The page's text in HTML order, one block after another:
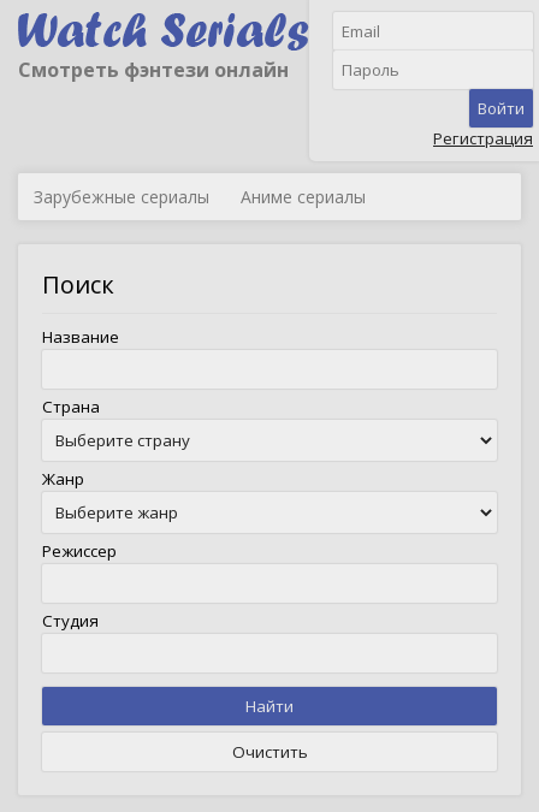
Смотреть фэнтези онлайн
Войти
Регистрация
Зарубежные сериалы Аниме сериалы
Поиск
Название
Страна
Жанр
Режиссер
Студия
Найти
Очистить